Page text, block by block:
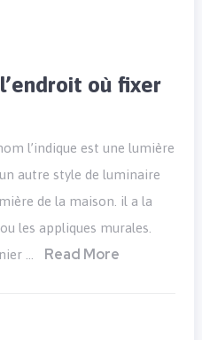
où fixer
l’indique est une lumière
autre style de luminaire
de la maison. il a la
les appliques murales.
…
Read More